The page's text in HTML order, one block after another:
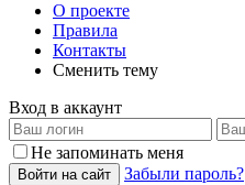
О проекте
Правила
Контакты
Сменить тему
Вход в аккаунт
Не запоминать меня
Войти на сайт
Забыли пароль?